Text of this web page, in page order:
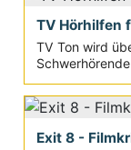
TV Hörhilfen
TV Ton wird
Exit 8 -